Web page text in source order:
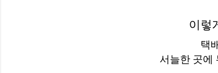
이렇
택
서늘한 곳에